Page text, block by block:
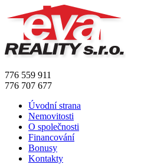
776 559 911
776 707 677
Úvodní strana
Nemovitosti
O společnosti
Financování
Bonusy
Kontakty